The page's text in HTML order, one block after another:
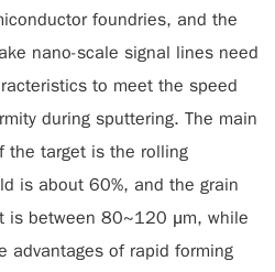
foundries, and the
nano-scale signal lines need
to meet the speed
during sputtering. The main
the target is the rolling
is about 60%, and the grain
is between 80~120 μm, while
advantages of rapid forming